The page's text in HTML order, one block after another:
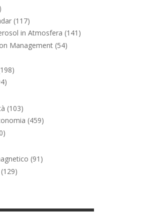
(117)
in Atmosfera (141)
Management (54)
(103)
(459)
(91)
(129)